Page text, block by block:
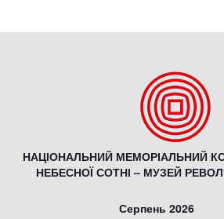
НАЦІОНАЛЬНИЙ МЕМОРІАЛЬНИЙ
НЕБЕСНОЇ СОТНІ – МУЗЕЙ
Серпень 2026